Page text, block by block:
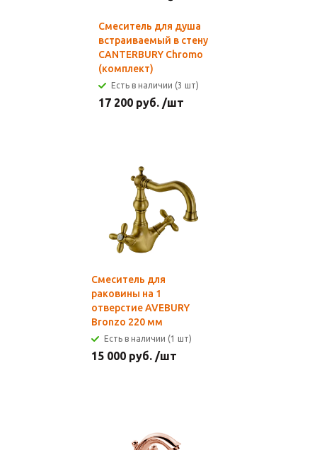
Смеситель для душа
встраиваемый в стену
CANTERBURY Chromo
(комплект)
Есть в наличии (3 шт)
17 200 руб. /шт
Смеситель для
раковины на 1
отверстие AVEBURY
Bronzo 220 мм
Есть в наличии (1 шт)
15 000 руб. /шт